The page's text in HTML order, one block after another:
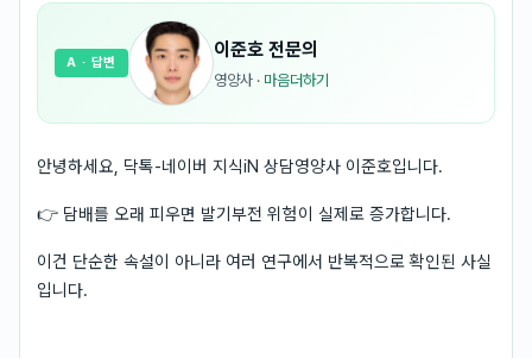
이준호 전문의
영양사 · 마음더하기
A · 답변
안녕하세요, 닥톡-네이버 지식iN 상담영양사 이준호입니다.
👉 담배를 오래 피우면 발기부전 위험이 실제로 증가합니다.
이건 단순한 속설이 아니라 여러 연구에서 반복적으로 확인된 사실
입니다.